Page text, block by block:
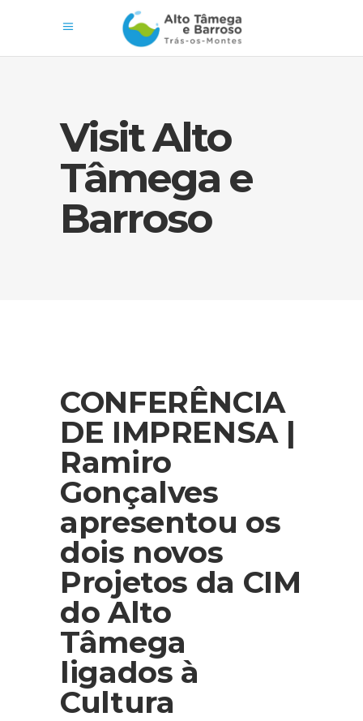
Visit Alto
Tâmega e
Barroso
CONFERÊNCIA
DE IMPRENSA |
Ramiro
Gonçalves
apresentou os
dois novos
Projetos da CIM
do Alto
Tâmega
ligados à
Cultura